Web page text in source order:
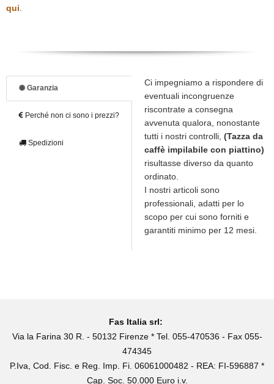
qui.
Garanzia
Perché non ci sono i prezzi?
Spedizioni
Ci impegniamo a rispondere di
eventuali incongruenze
riscontrate a consegna
avvenuta qualora, nonostante
tutti i nostri controlli, (Tazza da
caffè impilabile con piattino)
risultasse diverso da quanto
ordinato.
I nostri articoli sono
professionali, adatti per lo
scopo per cui sono forniti e
garantiti minimo per 12 mesi.
Fas Italia srl:
Via la Farina 30 R. - 50132 Firenze * Tel. 055-470536 - Fax 055-
474345
P.Iva, Cod. Fisc. e Reg. Imp. Fi. 06061000482 - REA: FI-596887 *
Cap. Soc. 50.000 Euro i.v.